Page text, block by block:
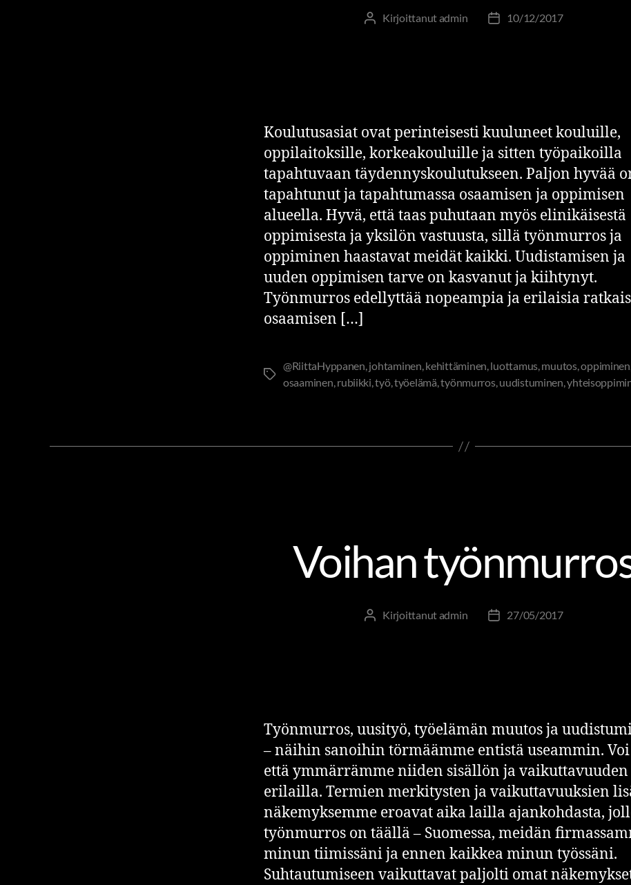
Kirjoittanutadmin 10/12/2017
Koulutusasiat ovat perinteisesti kuuluneet kouluille,
oppilaitoksille, korkeakouluille ja sitten työpaikoilla
tapahtuvaan täydennyskoulutukseen. Paljon hyvää
tapahtunut ja tapahtumassa osaamisen ja oppimisen
alueella. Hyvä, että taas puhutaan myös elinikäisestä
oppimisesta ja yksilön vastuusta, sillä työnmurros ja
oppiminen haastavat meidät kaikki. Uudistamisen ja
uuden oppimisen tarve on kasvanut ja kiihtynyt.
Työnmurros edellyttää nopeampia ja erilaisia
osaamisen […]
@RiittaHyppanen,johtaminen,kehittäminen,luottamus,muutos,oppiminen
osaaminen,rubiikki,työ,työelämä,työnmurros,uudistuminen,
Voihan
Kirjoittanutadmin 27/05/2017
Työnmurros, uusityö, työelämän muutos ja
– näihin sanoihin törmäämme entistä useammin.
että ymmärrämme niiden sisällön ja vaikuttavuuden
erilailla. Termien merkitysten ja vaikuttavuuksien
näkemyksemme eroavat aika lailla ajankohdasta,
työnmurros on täällä – Suomessa, meidän
minun tiimissäni ja ennen kaikkea minun työssäni.
Suhtautumiseen vaikuttavat paljolti omat